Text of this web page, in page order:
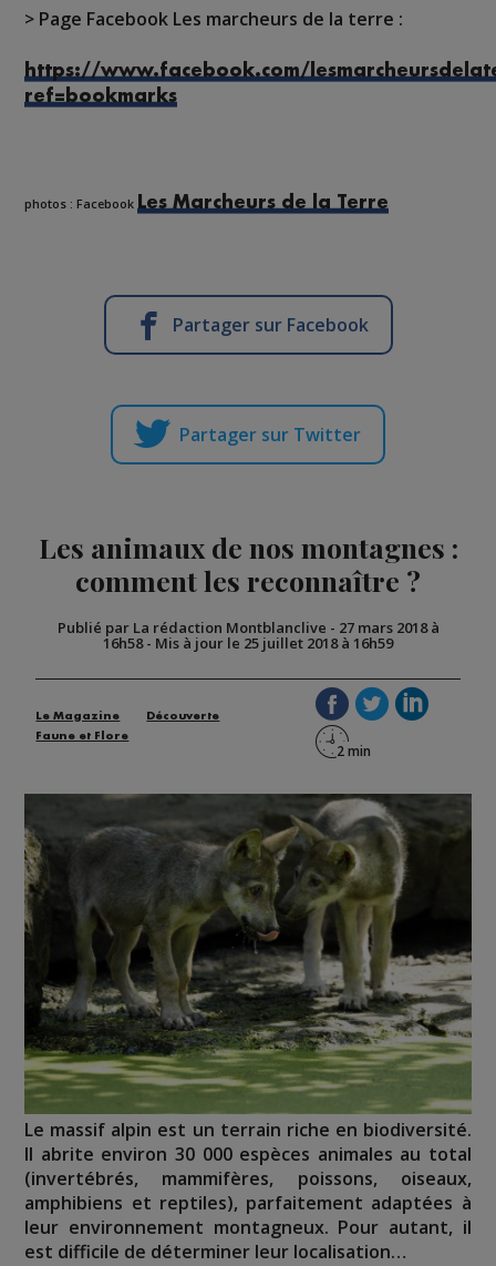
> Page Facebook Les marcheurs de la terre :
https://www.facebook.com/
ref=bookmarks
photos : Facebook Les Marcheurs de la Terre
Partager sur Facebook
Partager sur Twitter
Les animaux de nos montagnes :
comment les reconnaître ?
Publié par La rédaction Montblanclive - 27 mars 2018 à
16h58- Mis à jour le 25 juillet 2018 à 16h59
Le Magazine
Découverte
Faune et Flore
Le massif alpin est un terrain riche en biodiversité.
Il abrite environ 30 000 espèces animales au total
(invertébrés, mammifères, poissons, oiseaux,
amphibiens et reptiles), parfaitement adaptées à
leur environnement montagneux. Pour autant, il
est difficile de déterminer leur localisation…